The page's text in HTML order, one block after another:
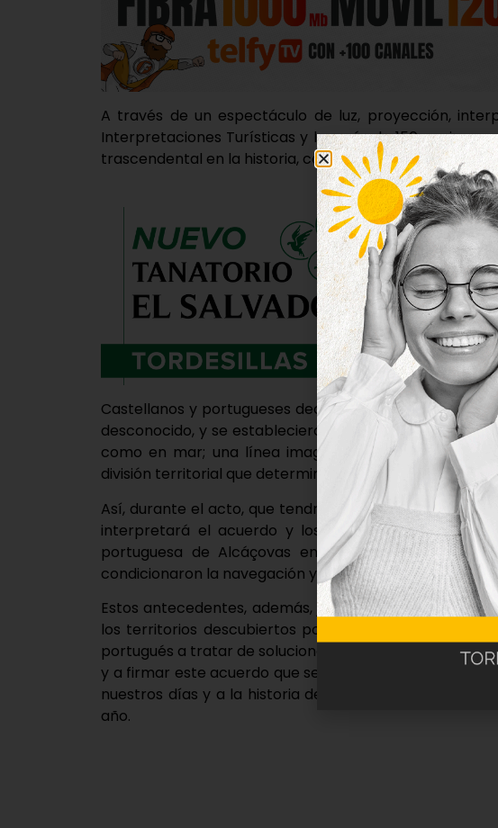
A través de un espectáculo de luz, proyección,
Interpretaciones Turísticas y los más de 150 vecinos
trascendental en la historia, como fue la firma de este
Castellanos y portugueses decidieron el futuro de una
desconocido, y se establecieron, por primera vez en
como en mar; una línea imaginaria trazada de
división territorial que determinaría la actual
Así, durante el acto, que tendrá lugar frente a las
interpretará el acuerdo y los compromisos
portuguesa de Alcáçovas entre los reyes de
condicionaron la navegación y la búsqueda de rutas
Estos antecedentes, además, justificaron la
los territorios descubiertos por Colón, que llevaron a
portugués a tratar de solucionar en Tordesillas el
y a firmar este acuerdo que se conocería como El
nuestros días y a la historia del municipio como una
año.